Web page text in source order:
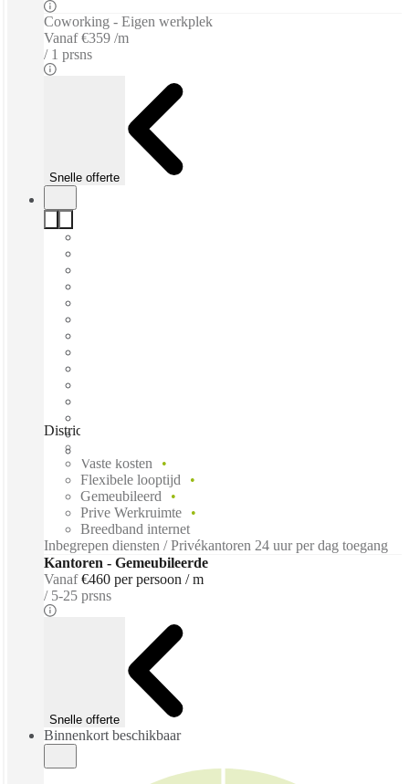
Coworking - Eigen werkplek
Vanaf €359 /m
1 prsns
Snelle offerte
District West, Amsterdam, 1043 AP
Vaste kosten
Flexibele looptijd
Gemeubileerd
Prive Werkruimte
Breedband internet
Inbegrepen diensten / Privékantoren 24 uur per dag toegang
Kantoren - Gemeubileerde
Vanaf €460 per persoon / m
5-25 prsns
Snelle offerte
Binnenkort beschikbaar